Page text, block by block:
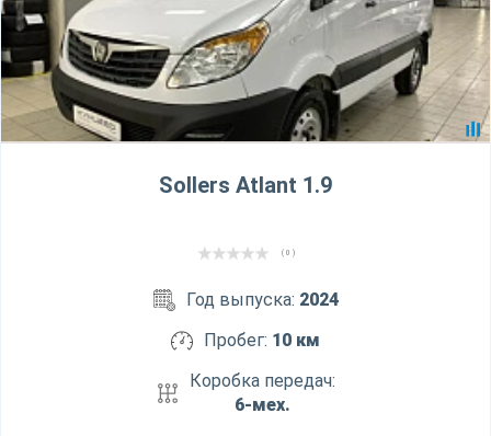
Sollers Atlant 1.9
( 0 )
Год выпуска: 2024
Пробег: 10 км
Коробка передач:
6-мех.